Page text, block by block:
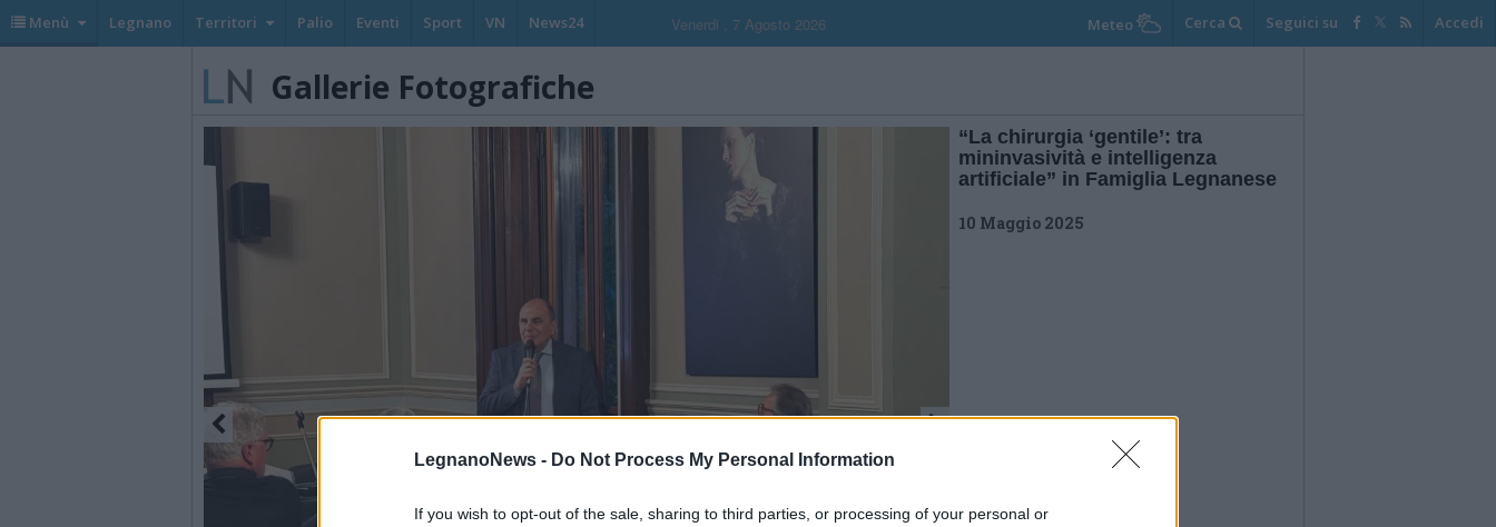
LegnanoNews - Do Not Process My Personal Information
If you wish to opt-out of the sale, sharing to third parties, or processing of your personal or
Menù Legnano Territori Palio Eventi Sport VN News24 Venerdi , 7 Agosto 2026 Meteo Cerca Seguici su Accedi
Gallerie Fotografiche
“La chirurgia ‘gentile’: tra
mininvasività e intelligenza
artificiale” in Famiglia Legnanese
10 Maggio 2025